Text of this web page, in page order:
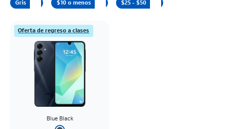
Gris $10 o menos $25 - $50
Oferta de regreso a clases
Blue Black